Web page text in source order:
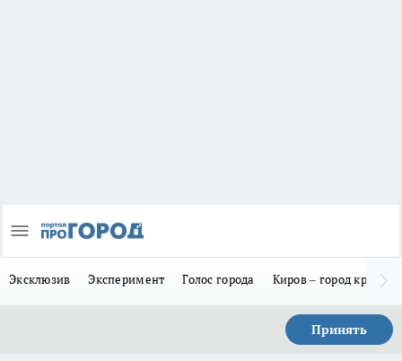
Эксклюзив Эксперимент Голос города Киров – город
Принять